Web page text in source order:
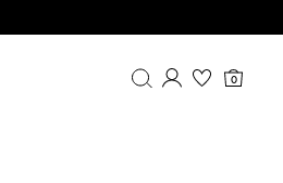
0